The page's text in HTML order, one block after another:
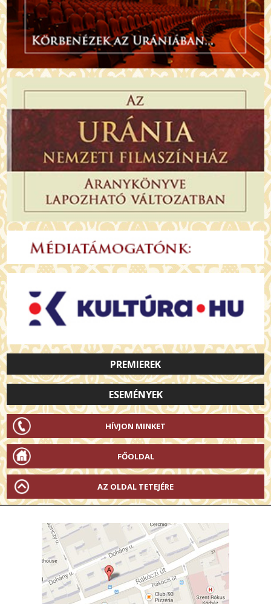
PREMIEREK
ESEMÉNYEK
HÍVJON MINKET
FŐOLDAL
AZ OLDAL TETEJÉRE